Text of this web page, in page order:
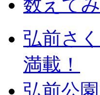
数えて
弘前さ
満載！
弘前公